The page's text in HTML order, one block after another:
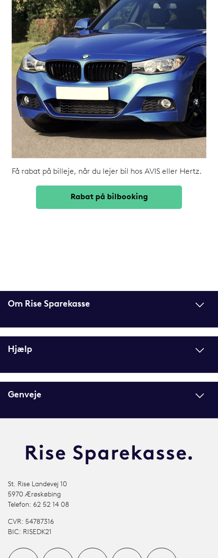
Få rabat på billeje, når du lejer bil hos AVIS eller Hertz.
Rabat på bilbooking
Om Rise Sparekasse
Hjælp
Genveje
St. Rise Landevej 10
5970 Ærøskøbing
Telefon: 62 52 14 08
CVR: 54787316
BIC: RISEDK21